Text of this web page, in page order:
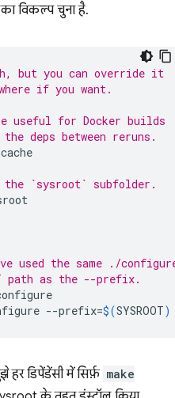
विकल्प चुना है.
but you can override it
if you want.
useful for Docker builds
deps between reruns.
the `sysroot` subfolder.
used the same ./
path as the --prefix.
--prefix=$(SYSROOT)
डिपेंडेंसी में सिर्फ़ make